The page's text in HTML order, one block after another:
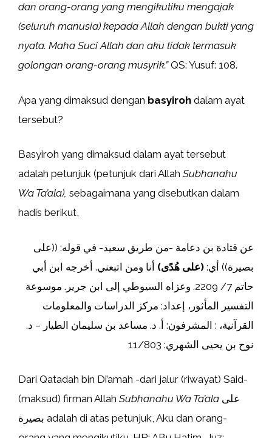
dan orang-orang yang mengikutiku mengajak
(seluruh manusia) kepada Allah dengan bukti yang
nyata. Maha Suci Allah dan aku tidak termasuk
golongan orang-orang musyrik.”QS: Yusuf: 108.
Apa yang dimaksud dengan basyiroh dalam ayat
tersebut?
Basyiroh yang dimaksud dalam ayat tersebut
adalah petunjuk (petunjuk dari Allah Subhanahu
Wa Ta’ala), sebagaimana yang disebutkan dalam
hadis berikut,
عن قتادة بن دعامة -من طريق سعيد- في قوله: ((على
بصيرة)) أي: (على هُدًى) أنا ومن اتبعني. أخرجه ابن أبي
حاتم 7/ 2209. وعزاه السيوطي إلى ابن جرير. موسوعة
التفسير المأثور، إعداد: مركز الدراسات والمعلومات
القرآنية، : المشرفون: أ. د. مساعد بن سليمان الطيار – د.
نوح بن يحيى الشهري: 11/803
Dari Qatadah bin Di’amah -dari jalur (riwayat) Said-
(maksud) firman Allah Subhanahu Wa Ta’ala
بصيرة adalah di atas petunjuk, Aku dan orang-